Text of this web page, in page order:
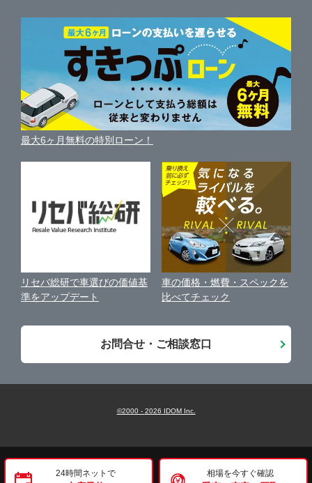
24時間ネットで 相場を今すぐ確認
中古車人気ランキング
自動車ローンを調べる
ガリバーの自動車ローン
車買い替えの基礎知識
近くのお店で車を探す
車を売る時よくある質問
便利な査定サービス
中古車買取相場（毎月更新）
車の個人売買ガイド
新車・中古車カタログ
車の燃費を調べる
車種別クチコミ
車比較サイト
サイトマップ
サイトの使用条件
利用規約
保険代理店業務に関する基本方針
古物営業法に基づく表示
お客様の声
会社案内
最大6ヶ月無料の特別ローン！
リセバ総研で車選びの価値基
準をアップデート
車の価格・燃費・スペックを
比べてチェック
お問合せ・ご相談窓口
©2000 - 2026 IDOM Inc.